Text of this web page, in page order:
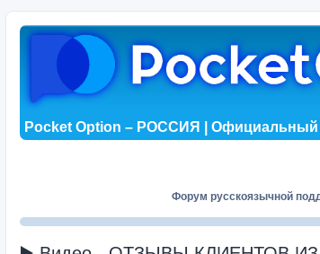
Pocket Option – РОССИЯ | Официальный
Форум русскоязычной